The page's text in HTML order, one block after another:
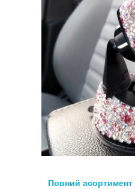
Повний асортимент